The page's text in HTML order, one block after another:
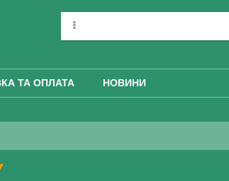
ТА ОПЛАТА НОВИНИ